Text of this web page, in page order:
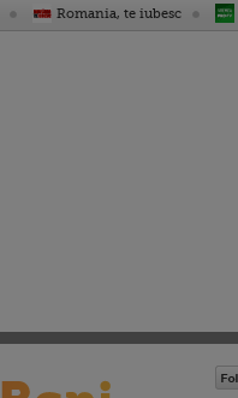
Romania, te iubesc